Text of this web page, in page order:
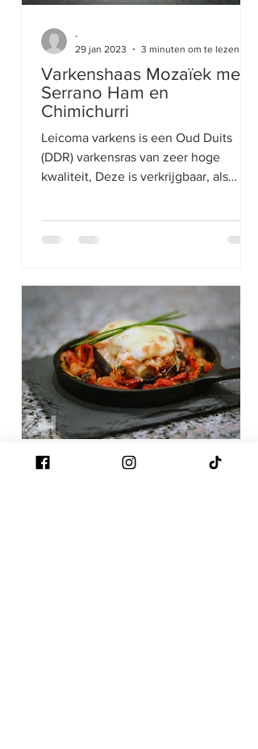
Varkenshaas Mozaïek met
Serrano Ham en
Chimichurri
Leicoma varkens is een Oud Duits
(DDR) varkensras van zeer hoge
kwaliteit, Deze is verkrijgbaar, als
-
29 jan 2023
3 minuten om te lezen